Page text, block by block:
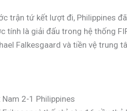
trận tứ kết lượt đi, Philippines
tính là giải đấu trong hệ thống
Falkesgaard và tiền vệ trung
Nam 2-1 Philippines